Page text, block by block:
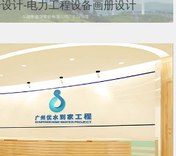
计-电力工程设备画册设计